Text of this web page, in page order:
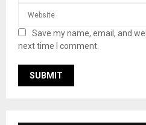
Save my name, email, and
next time I comment.